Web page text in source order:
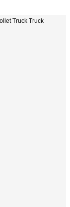
Truck Truck